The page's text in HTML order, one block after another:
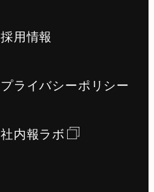
採用情報
プライバシーポリシー
社内報ラボ